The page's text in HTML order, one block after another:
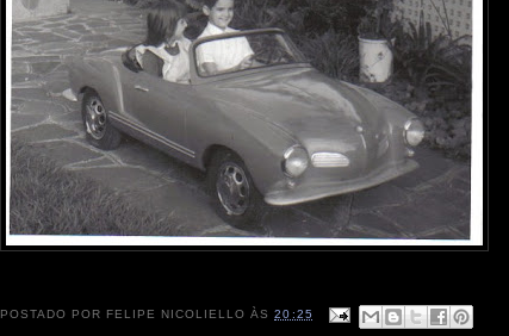
POSTADO POR FELIPE NICOLIELLO ÀS20:25